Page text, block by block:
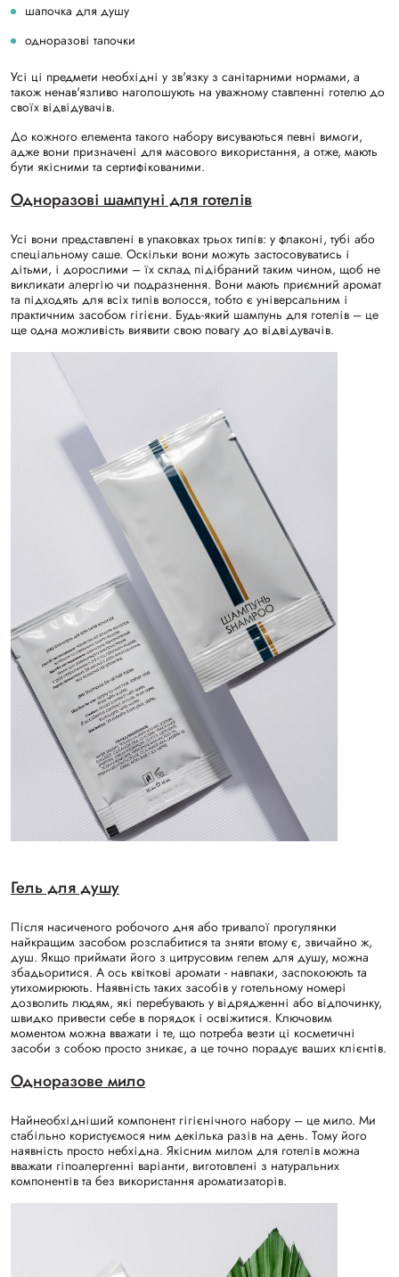
шапочка для душу
одноразові тапочки
Усі ці предмети необхідні у зв'язку з санітарними нормами, а
також ненав'язливо наголошують на уважному ставленні готелю до
своїх відвідувачів.
До кожного елемента такого набору висуваються певні вимоги,
адже вони призначені для масового використання, а отже, мають
бути якісними та сертифікованими.
Одноразові шампуні для готелів
Усі вони представлені в упаковках трьох типів: у флаконі, тубі або
спеціальному саше. Оскільки вони можуть застосовуватись і
дітьми, і дорослими – їх склад підібраний таким чином, щоб не
викликати алергію чи подразнення. Вони мають приємний аромат
та підходять для всіх типів волосся, тобто є універсальним і
практичним засобом гігієни. Будь-який шампунь для готелів – це
ще одна можливість виявити свою повагу до відвідувачів.
Гель для душу
Після насиченого робочого дня або тривалої прогулянки
найкращим засобом розслабитися та зняти втому є, звичайно ж,
душ. Якщо приймати його з цитрусовим гелем для душу, можна
збадьоритися. А ось квіткові аромати - навпаки, заспокоюють та
утихомирюють. Наявність таких засобів у готельному номері
дозволить людям, які перебувають у відрядженні або відпочинку,
швидко привести себе в порядок і освіжитися. Ключовим
моментом можна вважати і те, що потреба везти ці косметичні
засоби з собою просто зникає, а це точно порадує ваших клієнтів.
Одноразове мило
Найнеобхідніший компонент гігієнічного набору – це мило. Ми
стабільно користуємося ним декілька разів на день. Тому його
наявність просто небхідна. Якісним милом для готелів можна
вважати гіпоалергенні варіанти, виготовлені з натуральних
компонентів та без використання ароматизаторів.